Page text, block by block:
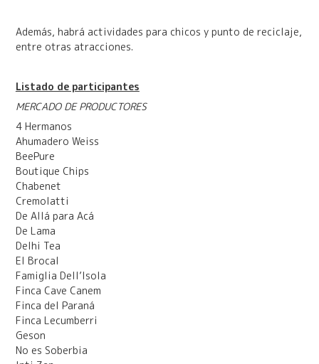
Además, habrá actividades para chicos y punto de reciclaje,
entre otras atracciones.
Listado de participantes
MERCADO DE PRODUCTORES
4 Hermanos
Ahumadero Weiss
BeePure
Boutique Chips
Chabenet
Cremolatti
De Allá para Acá
De Lama
Delhi Tea
El Brocal
Famiglia Dell’Isola
Finca Cave Canem
Finca del Paraná
Finca Lecumberri
Geson
No es Soberbia